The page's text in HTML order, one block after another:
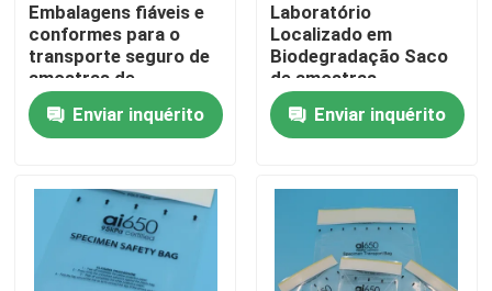
Para casa
Produtos
Sobre nós
Embalagens fiáveis e
conformes para o
transporte seguro de
amostras de
laboratório
Enviar inquérito
Laboratório
Localizado em
Biodegradação Saco
de amostras
Absorvente revestido
Isolado para amostras
de sangue Transporte
Laboratorio Seguro
Enviar inquérito